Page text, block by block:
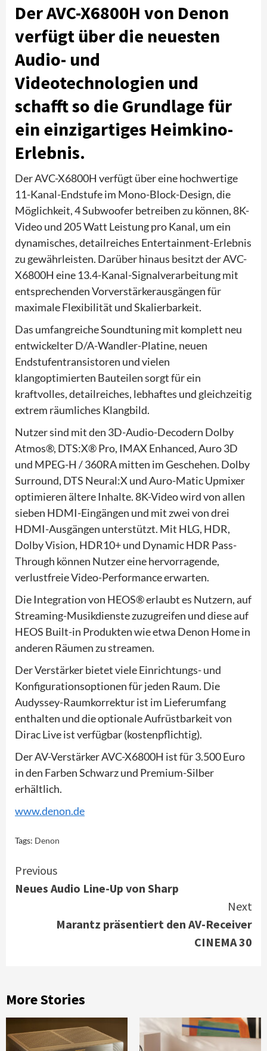
Der AVC-X6800H von Denon
verfügt über die neuesten
Audio- und
Videotechnologien und
schafft so die Grundlage für
ein einzigartiges Heimkino-
Erlebnis.
Der AVC-X6800H verfügt über eine hochwertige
11-Kanal-Endstufe im Mono-Block-Design, die
Möglichkeit, 4 Subwoofer betreiben zu können, 8K-
Video und 205 Watt Leistung pro Kanal, um ein
dynamisches, detailreiches Entertainment-Erlebnis
zu gewährleisten. Darüber hinaus besitzt der AVC-
X6800H eine 13.4-Kanal-Signalverarbeitung mit
entsprechenden Vorverstärkerausgängen für
maximale Flexibilität und Skalierbarkeit.
Das umfangreiche Soundtuning mit komplett neu
entwickelter D/A-Wandler-Platine, neuen
Endstufentransistoren und vielen
klangoptimierten Bauteilen sorgt für ein
kraftvolles, detailreiches, lebhaftes und gleichzeitig
extrem räumliches Klangbild.
Nutzer sind mit den 3D-Audio-Decodern Dolby
Atmos®, DTS:X® Pro, IMAX Enhanced, Auro 3D
und MPEG-H / 360RA mitten im Geschehen. Dolby
Surround, DTS Neural:X und Auro-Matic Upmixer
optimieren ältere Inhalte. 8K-Video wird von allen
sieben HDMI-Eingängen und mit zwei von drei
HDMI-Ausgängen unterstützt. Mit HLG, HDR,
Dolby Vision, HDR10+ und Dynamic HDR Pass-
Through können Nutzer eine hervorragende,
verlustfreie Video-Performance erwarten.
Die Integration von HEOS® erlaubt es Nutzern, auf
Streaming-Musikdienste zuzugreifen und diese auf
HEOS Built-in Produkten wie etwa Denon Home in
anderen Räumen zu streamen.
Der Verstärker bietet viele Einrichtungs- und
Konfigurationsoptionen für jeden Raum. Die
Audyssey-Raumkorrektur ist im Lieferumfang
enthalten und die optionale Aufrüstbarkeit von
Dirac Live ist verfügbar (kostenpflichtig).
Der AV-Verstärker AVC-X6800H ist für 3.500 Euro
in den Farben Schwarz und Premium-Silber
erhältlich.
www.denon.de
Tags: Denon
Continue
Reading
Previous
Neues Audio Line-Up von Sharp
Next
Marantz präsentiert den AV-Receiver
CINEMA 30
More Stories